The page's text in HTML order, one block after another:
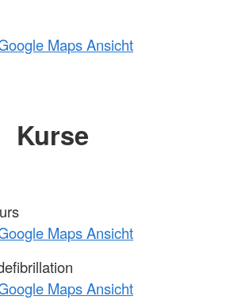
Maps Ansicht
Kurse
Maps Ansicht
Maps Ansicht